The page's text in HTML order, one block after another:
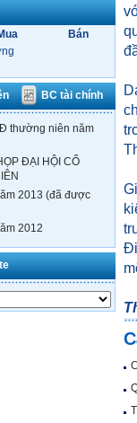
Bán
BC tài chính
thường niên năm
ĐẠI HỘI CỔ
2013 (đã được
2012